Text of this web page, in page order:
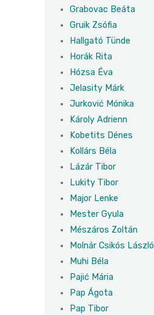
Grabovac Beáta
Gruik Zsófia
Hallgató Tünde
Horák Rita
Hózsa Éva
Jelasity Márk
Jurković Mónika
Károly Adrienn
Kobetits Dénes
Kollárs Béla
Lázár Tibor
Lukity Tibor
Major Lenke
Mester Gyula
Mészáros Zoltán
Molnár Csikós László
Muhi Béla
Pajić Mária
Pap Ágota
Pap Tibor